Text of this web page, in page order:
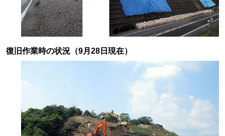
復旧作業時の状況（9月28日現在）